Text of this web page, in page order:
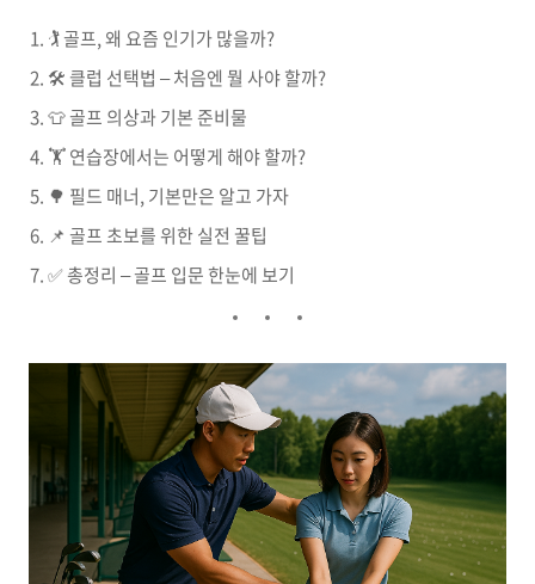
🏌️ 골프, 왜 요즘 인기가 많을까?
🛠 클럽 선택법 – 처음엔 뭘 사야 할까?
👕 골프 의상과 기본 준비물
🏋️ 연습장에서는 어떻게 해야 할까?
🌳 필드 매너, 기본만은 알고 가자
📌 골프 초보를 위한 실전 꿀팁
✅ 총정리 – 골프 입문 한눈에 보기